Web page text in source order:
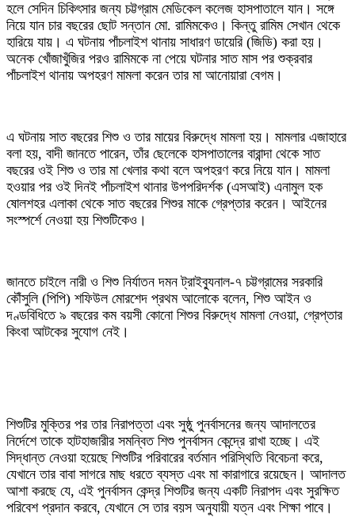
হলে সেদিন চিকিৎসার জন্য চট্টগ্রাম মেডিকেল কলেজ হাসপাতালে যান। সঙ্গে
নিয়ে যান চার বছরের ছোট সন্তান মো. রামিমকেও। কিন্তু রামিম সেখান থেকে
হারিয়ে যায়। এ ঘটনায় পাঁচলাইশ থানায় সাধারণ ডায়েরি (জিডি) করা হয়।
অনেক খোঁজাখুঁজির পরও রামিমকে না পেয়ে ঘটনার সাত মাস পর শুক্রবার
পাঁচলাইশ থানায় অপহরণ মামলা করেন তার মা আনোয়ারা বেগম।
‎এ ঘটনায় সাত বছরের শিশু ও তার মায়ের বিরুদ্ধে মামলা হয়। মামলার এজাহারে
বলা হয়, বাদী জানতে পারেন, তাঁর ছেলেকে হাসপাতালের বারান্দা থেকে সাত
বছরের ওই শিশু ও তার মা খেলার কথা বলে অপহরণ করে নিয়ে যান। মামলা
হওয়ার পর ওই দিনই পাঁচলাইশ থানার উপপরিদর্শক (এসআই) এনামুল হক
ষোলশহর এলাকা থেকে সাত বছরের শিশুর মাকে গ্রেপ্তার করেন। আইনের
সংস্পর্শে নেওয়া হয় শিশুটিকেও।
‎জানতে চাইলে নারী ও শিশু নির্যাতন দমন ট্রাইব্যুনাল-৭ চট্টগ্রামের সরকারি
কৌঁসুলি (পিপি) শফিউল মোরশেদ প্রথম আলোকে বলেন, শিশু আইন ও
দণ্ডবিধিতে ৯ বছরের কম বয়সী কোনো শিশুর বিরুদ্ধে মামলা নেওয়া, গ্রেপ্তার
কিংবা আটকের সুযোগ নেই।
‎শিশুটির মুক্তির পর তার নিরাপত্তা এবং সুষ্ঠু পুনর্বাসনের জন্য আদালতের
নির্দেশে তাকে হাটহাজারীর সমন্বিত শিশু পুনর্বাসন কেন্দ্রে রাখা হচ্ছে। এই
সিদ্ধান্ত নেওয়া হয়েছে শিশুটির পরিবারের বর্তমান পরিস্থিতি বিবেচনা করে,
যেখানে তার বাবা সাগরে মাছ ধরতে ব্যস্ত এবং মা কারাগারে রয়েছেন। আদালত
আশা করছে যে, এই পুনর্বাসন কেন্দ্র শিশুটির জন্য একটি নিরাপদ এবং সুরক্ষিত
পরিবেশ প্রদান করবে, যেখানে সে তার বয়স অনুযায়ী যত্ন এবং শিক্ষা পাবে।